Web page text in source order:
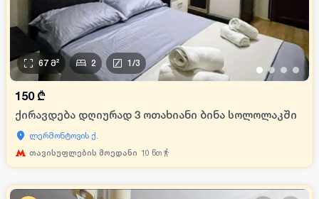
• • • •
67 მ² 2 1 /3
150 ₾
ქირავდება დღიურად 3 ოთახიანი ბინა სოლოლაკში
ლერმონტოვის ქ.
თავისუფლების მოედანი 10 წთ